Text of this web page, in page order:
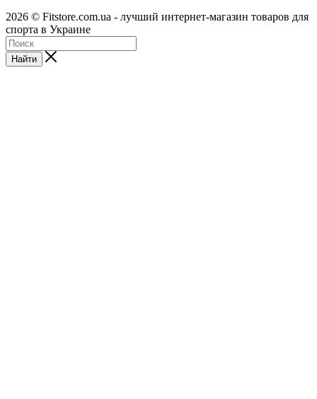
2026 © Fitstore.com.ua - лучший интернет-магазин товаров для
спорта в Украине
Найти